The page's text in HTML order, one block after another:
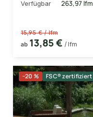
Verfügbar 263,97 lfm
15,95 € / lfm
ab 13,85 € / lfm
−20 % FSC® zertifiziert